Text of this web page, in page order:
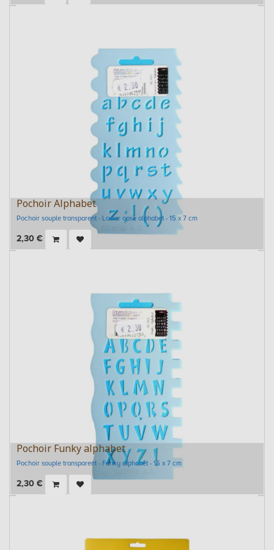
Pochoir Alphabet
Pochoir souple transparent - Lower case alphabet - 15 x 7 cm
2,30 €
Pochoir Funky alphabet
Pochoir souple transparent - Funky alphabet - 15 x 7 cm
2,30 €